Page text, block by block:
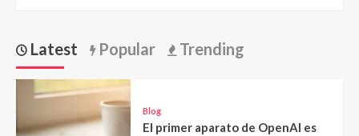
Latest Popular Trending
Blog
El primer aparato de OpenAI es